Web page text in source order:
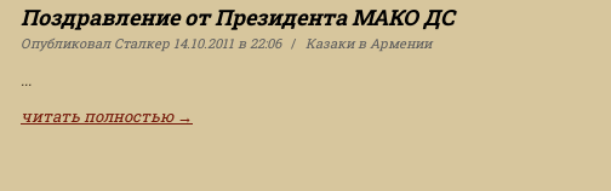
Поздравление от Президента МАКО ДС
Опубликовал Сталкер 14.10.2011 в 22:06 Казаки в Армении
...
читать полностью →